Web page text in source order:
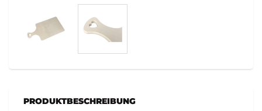
PRODUKTBESCHREIBUNG